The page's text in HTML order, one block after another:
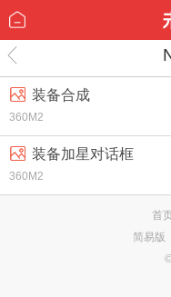
装备合成
360M2
装备加星对话框
360M2
首
简易版